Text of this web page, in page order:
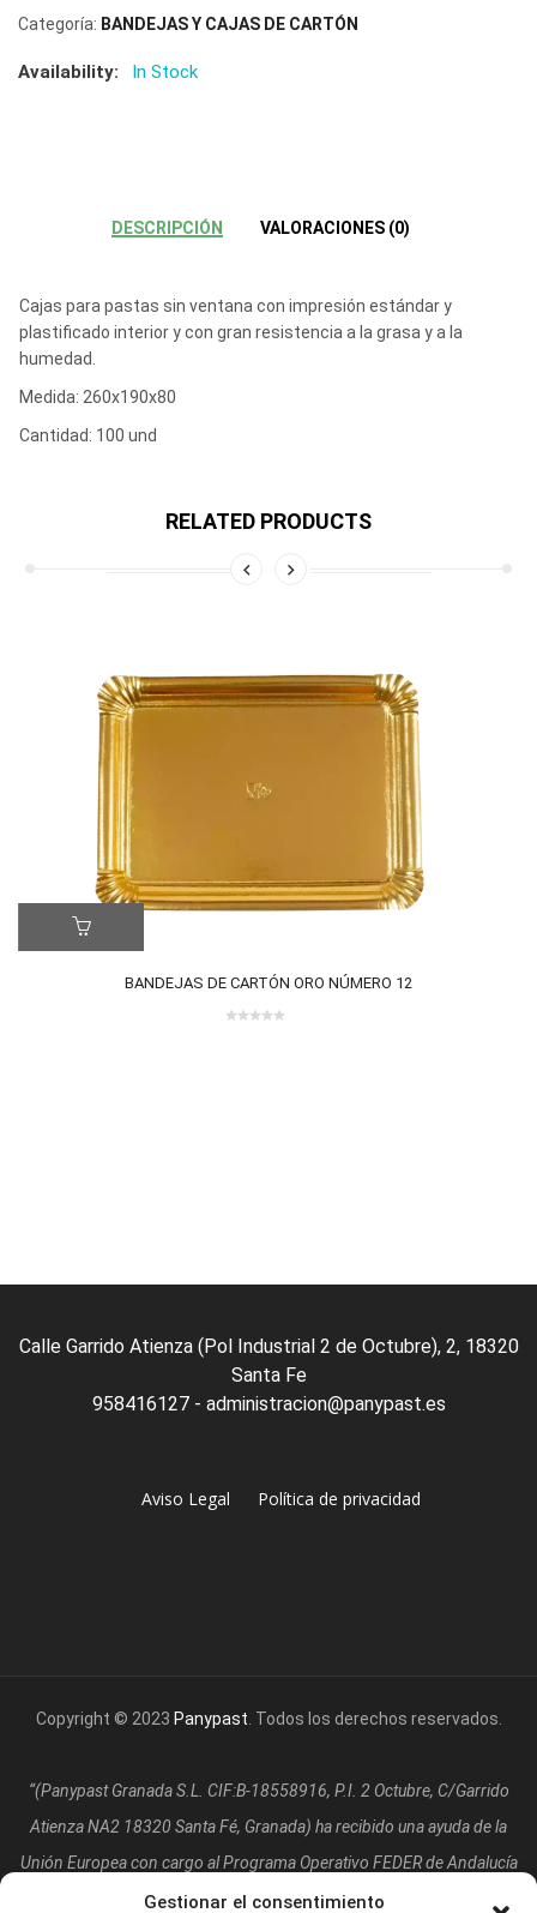
Gestionar el consentimiento
Categoría: BANDEJAS Y CAJAS DE CARTÓN
Availability: In Stock
DESCRIPCIÓN VALORACIONES (0)
Cajas para pastas sin ventana con impresión estándar y
plastificado interior y con gran resistencia a la grasa y a la
humedad.
Medida: 260x190x80
Cantidad: 100 und
RELATED PRODUCTS
BANDEJAS DE CARTÓN ORO NÚMERO 12
0 review(s)
Calle Garrido Atienza (Pol Industrial 2 de Octubre), 2, 18320
Santa Fe
958416127 - administracion@panypast.es
Aviso Legal Política de privacidad
Copyright © 2023 Panypast . Todos los derechos reservados.
“(Panypast Granada S.L. CIF:B-18558916, P.I. 2 Octubre, C/Garrido
Atienza NA2 18320 Santa Fé, Granada) ha recibido una ayuda de la
Unión Europea con cargo al Programa Operativo FEDER de Andalucía
2014-2020, financiada como parte de la respuesta de la Unión a la